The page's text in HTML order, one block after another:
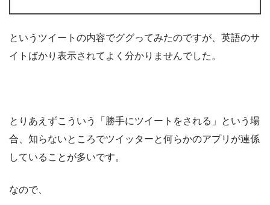
というツイートの内容でググってみたのですが、英語のサ
イトばかり表示されてよく分かりませんでした。
とりあえずこういう「勝手にツイートをされる」という場
合、知らないところでツイッターと何らかのアプリが連係
していることが多いです。
なので、